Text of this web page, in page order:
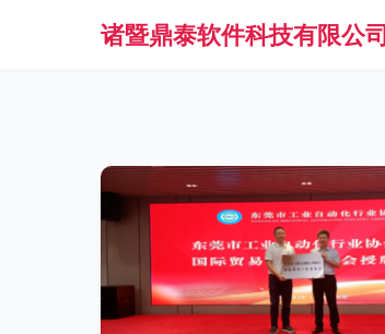
诸暨鼎泰软件科技有限公司